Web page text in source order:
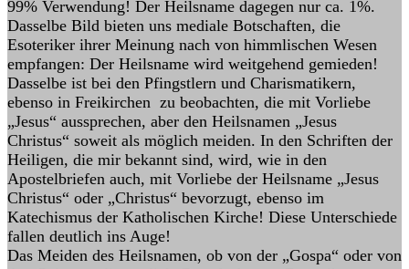
99% Verwendung! Der Heilsname dagegen nur ca. 1%.
Dasselbe Bild bieten uns mediale Botschaften, die
Esoteriker ihrer Meinung nach von himmlischen Wesen
empfangen: Der Heilsname wird weitgehend gemieden!
Dasselbe ist bei den Pfingstlern und Charismatikern,
ebenso in Freikirchen zu beobachten, die mit Vorliebe
„Jesus“ aussprechen, aber den Heilsnamen „Jesus
Christus“ soweit als möglich meiden. In den Schriften der
Heiligen, die mir bekannt sind, wird, wie in den
Apostelbriefen auch, mit Vorliebe der Heilsname „Jesus
Christus“ oder „Christus“ bevorzugt, ebenso im
Katechismus der Katholischen Kirche! Diese Unterschiede
fallen deutlich ins Auge!
Das Meiden des Heilsnamen, ob von der „Gospa“ oder von